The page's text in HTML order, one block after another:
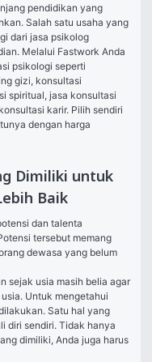
pendidikan yang
Salah satu usaha yang
dari jasa psikolog
Melalui Fastwork Anda
psikologi
gizi, konsultasi
spiritual, jasa konsultasi
konsultasi karir. Pilih sendiri
dengan harga
Dimiliki untuk
Baik
dan talenta
tersebut memang
dewasa yang belum
sejak usia masih belia agar
Untuk mengetahui
Satu hal yang
diri sendiri. Tidak hanya
dimiliki, Anda juga harus